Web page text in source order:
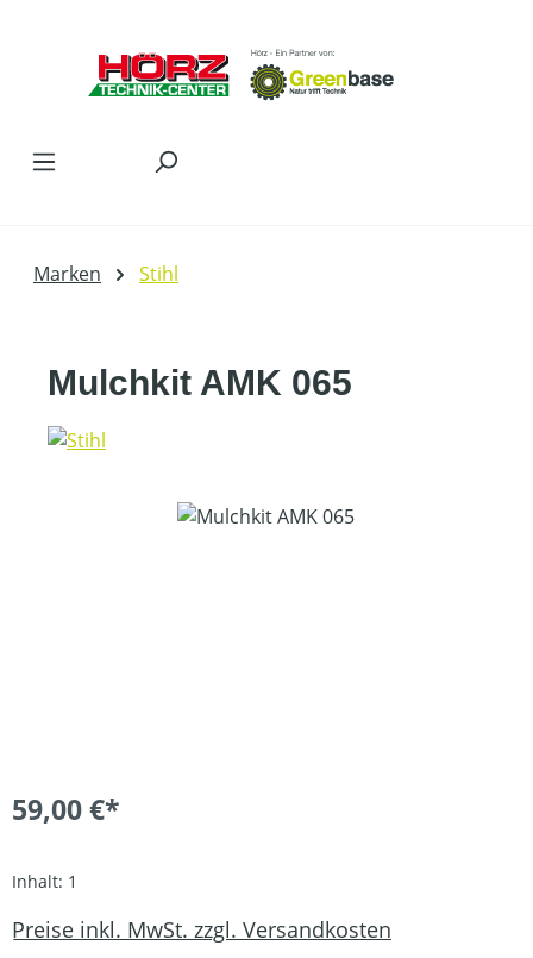
Marken Stihl
Mulchkit AMK 065
Bildergalerie überspringen
59,00 €*
Inhalt: 1
Preise inkl. MwSt. zzgl. Versandkosten